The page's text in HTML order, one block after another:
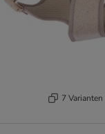
7 Varianten